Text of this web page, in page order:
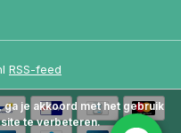
RSS-feed
je akkoord met het gebruik
te verbeteren.